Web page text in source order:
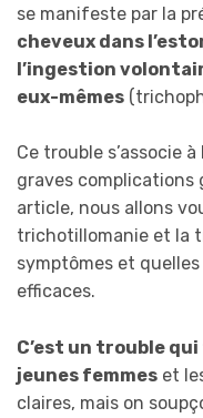
se manifeste par la
cheveux dans
l’ingestion
eux-mêmes
Ce trouble s’associe
graves
article, nous allons
trichotillomanie et la
symptômes et
efficaces.
C’est un trouble
jeunes femmes et
claires, mais on